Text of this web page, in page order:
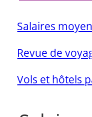
Salaires
Revue de
Vols et hôtels